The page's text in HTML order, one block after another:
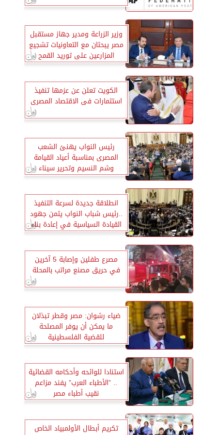
وزير الزراعة ومدير جهاز مستقبل
مصر يبحثان مع التعاونيات تشجيع
المزارعين على توريد القمح
الكويت تعلن عن عزمها تنفيذ
استثمارات فى الاقتصاد المصرى
رئيس النواب يهنئ الشعب
المصرى بمناسبة أعياد القيامة
وشم النسيم وتحرير سيناء
انطلاقة جديدة لسرعة التنفيذ
..رئيس شباب النواب يثمن جهود
القيادة السياسية في إعادة بناء
استاد النادي المصري
مصرع طفلين وإصابة 5 آخرين
في حريق مصنع مراتب بالمحلة
ضياء رشوان: مصر وقطر تبذلان
ما يمكن أن يوفر المصلحة
للقضية الفلسطينية
استنادا للوائحه وأحكامه القضائية
.. ”الأطباء العرب” يفند مزاعم
نقيب أطباء مصر
تكريم أبطال الأولمبياد الخاص